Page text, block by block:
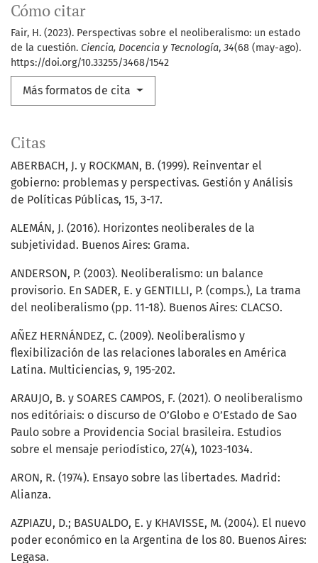
Cómo citar
Fair, H. (2023). Perspectivas sobre el neoliberalismo: un estado
de la cuestión. Ciencia, Docencia y Tecnología, 34(68 (may-ago).
https://doi.org/10.33255/3468/1542
Más formatos de cita
Citas
ABERBACH, J. y ROCKMAN, B. (1999). Reinventar el
gobierno: problemas y perspectivas. Gestión y Análisis
de Políticas Públicas, 15, 3-17.
ALEMÁN, J. (2016). Horizontes neoliberales de la
subjetividad. Buenos Aires: Grama.
ANDERSON, P. (2003). Neoliberalismo: un balance
provisorio. En SADER, E. y GENTILLI, P. (comps.), La trama
del neoliberalismo (pp. 11-18). Buenos Aires: CLACSO.
AÑEZ HERNÁNDEZ, C. (2009). Neoliberalismo y
flexibilización de las relaciones laborales en América
Latina. Multiciencias, 9, 195-202.
ARAUJO, B. y SOARES CAMPOS, F. (2021). O neoliberalismo
nos editóriais: o discurso de O’Globo e O’Estado de Sao
Paulo sobre a Providencia Social brasileira. Estudios
sobre el mensaje periodístico, 27(4), 1023-1034.
ARON, R. (1974). Ensayo sobre las libertades. Madrid:
Alianza.
AZPIAZU, D.; BASUALDO, E. y KHAVISSE, M. (2004). El nuevo
poder económico en la Argentina de los 80. Buenos Aires:
Legasa.